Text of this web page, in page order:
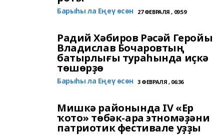
Барыһы ла Еңеү өсөн 27 ФЕВРАЛЯ , 09:59
Радий Хәбиров Рәсәй Геройы
Владислав Бочаровтың
батырлығы тураһында иҫкә
төшөрҙө
Барыһы ла Еңеү өсөн 3 ФЕВРАЛЯ , 06:36
Мишкә районында IV «Ер
ҡото» төбәк-ара этномәҙәни
патриотик фестивале уҙҙы